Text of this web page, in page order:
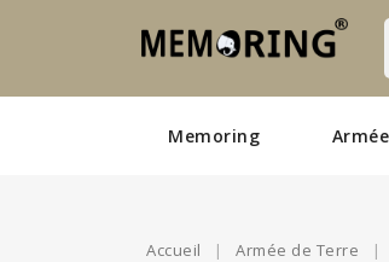
Memoring
Accueil Armée de Terre